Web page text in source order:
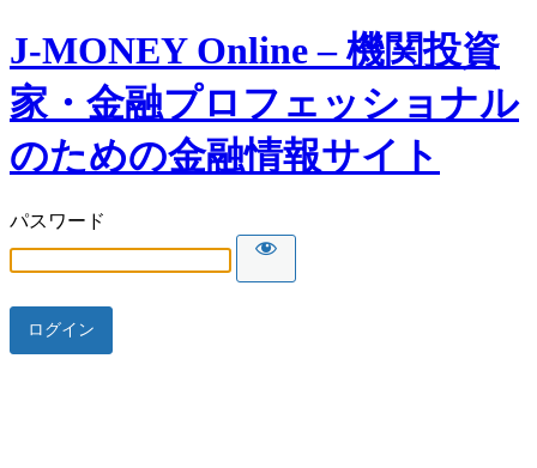
J-MONEY Online – 機関投資
家・金融プロフェッショナル
のための金融情報サイト
パスワード